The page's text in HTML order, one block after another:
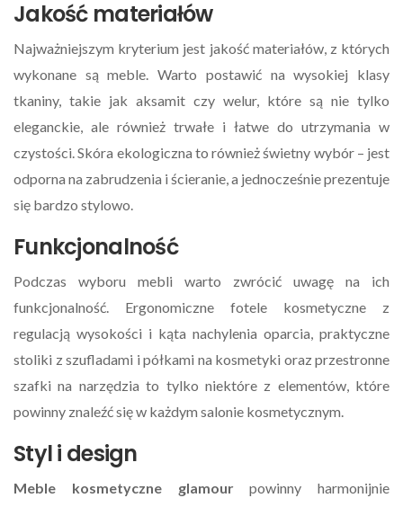
Jakość materiałów
Najważniejszym kryterium jest jakość materiałów, z których
wykonane są meble. Warto postawić na wysokiej klasy
tkaniny, takie jak aksamit czy welur, które są nie tylko
eleganckie, ale również trwałe i łatwe do utrzymania w
czystości. Skóra ekologiczna to również świetny wybór – jest
odporna na zabrudzenia i ścieranie, a jednocześnie prezentuje
się bardzo stylowo.
Funkcjonalność
Podczas wyboru mebli warto zwrócić uwagę na ich
funkcjonalność. Ergonomiczne fotele kosmetyczne z
regulacją wysokości i kąta nachylenia oparcia, praktyczne
stoliki z szufladami i półkami na kosmetyki oraz przestronne
szafki na narzędzia to tylko niektóre z elementów, które
powinny znaleźć się w każdym salonie kosmetycznym.
Styl i design
Meble kosmetyczne glamourpowinny harmonijnie